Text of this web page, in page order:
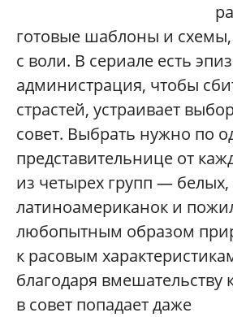
готовые шаблоны и
с воли. В сериале есть
администрация, чтобы
страстей, устраивает
совет. Выбрать нужно по
представительнице от
из четырех групп —
латиноамериканок и
любопытным образом
к расовым
благодаря вмешательству
в совет попадает даже